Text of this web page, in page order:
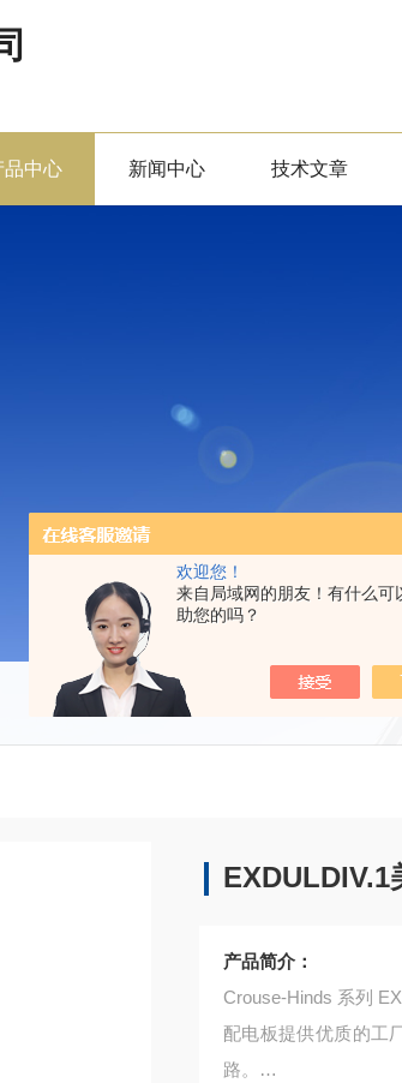
欢迎您！
来自局域网的朋友！有什么可
助您的吗？
品中心 新闻中心 技术文章
当前位置：
EXDULDIV.1
产品简介：
Crouse-Hinds 系列
配电板提供优质的工
路。